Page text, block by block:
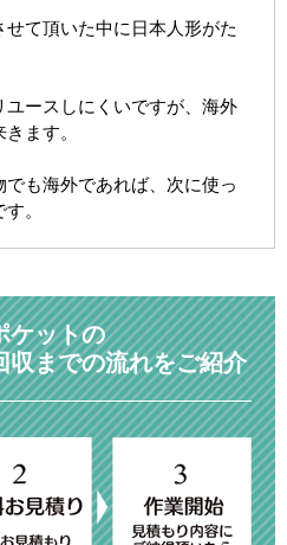
て頂いた中に日本人形がた
ースしにくいですが、海外
ます。
も海外であれば、次に使っ
。
ケットの
収までの流れをご紹介